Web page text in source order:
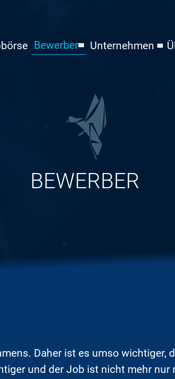
Bewerber Unternehmen
BEWERBER
Daher ist es umso wichtiger,
und der Job ist nicht mehr